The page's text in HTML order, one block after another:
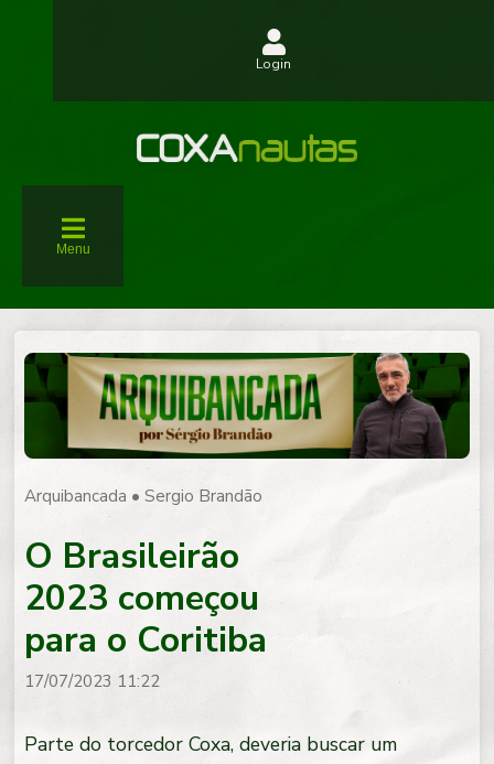
Menu
Login
Arquibancada •Sergio Brandão
O Brasileirão
2023 começou
para o Coritiba
17/07/2023 11:22
Parte do torcedor Coxa, deveria buscar um